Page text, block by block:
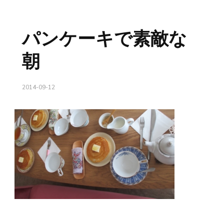
パンケーキで素敵な
朝
2014-09-12